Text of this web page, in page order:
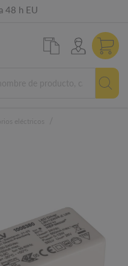
de la mercancía
48 h EU
garantía